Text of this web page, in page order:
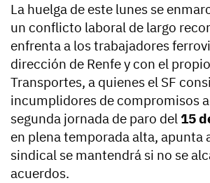
La huelga de este lunes se
un conflicto laboral de largo
enfrenta a los trabajadores
dirección de Renfe y con el
Transportes, a quienes el SF
incumplidores de compromisos
segunda jornada de paro del 15
en plena temporada alta, apunta
sindical se mantendrá si no se
acuerdos.